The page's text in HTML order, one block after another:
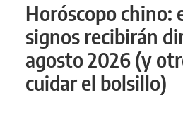
Horóscopo chino:
signos recibirán
agosto 2026 (y
cuidar el bolsillo)